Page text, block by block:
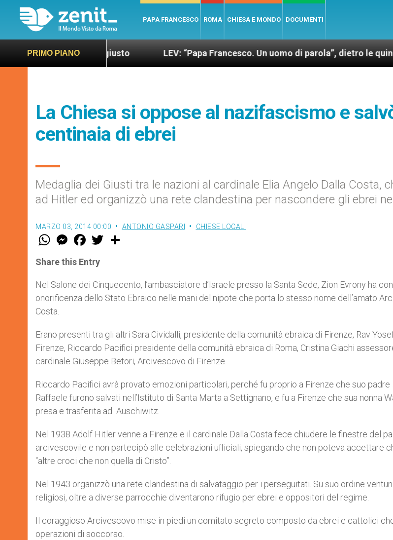
PAPA FRANCESCO ROMA CHIESA E MONDO DOCUMENTI
PRIMO PIANO
più sano e giusto LEV: “Papa Francesco. Un uomo di parola”, dietro le quinte
La Chiesa si oppose al nazifascismo e
centinaia di ebrei
Medaglia dei Giusti tra le nazioni al cardinale Elia Angelo Dalla Costa,
ad Hitler ed organizzò una rete clandestina per nascondere gli ebrei
MARZO 03, 2014 00:00 ANTONIO GASPARI CHIESE LOCALI
W
t
s
p
p
M
e
s
e
g
e
r
F
a
e
b
o
k
w
r
Share this Entry
Nel Salone dei Cinquecento, l’ambasciatore d’Israele presso la Santa Sede, Zion Evrony ha
onorificenza dello Stato Ebraico nelle mani del nipote che porta lo stesso nome dell’amato
Costa.
Erano presenti tra gli altri Sara Cividalli, presidente della comunità ebraica di Firenze, Rav
Firenze, Riccardo Pacifici presidente della comunità ebraica di Roma, Cristina Giachi
cardinale Giuseppe Betori, Arcivescovo di Firenze.
Riccardo Pacifici avrà provato emozioni particolari, perché fu proprio a Firenze che suo padre
Raffaele furono salvati nell’Istituto di Santa Marta a Settignano, e fu a Firenze che sua nonna
presa e trasferita ad Auschiwitz.
Nel 1938 Adolf Hitler venne a Firenze e il cardinale Dalla Costa fece chiudere le finestre del
arcivescovile e non partecipò alle celebrazioni ufficiali, spiegando che non poteva accettare
“altre croci che non quella di Cristo”.
Nel 1943 organizzò una rete clandestina di salvataggio per i perseguitati. Su suo ordine
religiosi, oltre a diverse parrocchie diventarono rifugio per ebrei e oppositori del regime.
Il coraggioso Arcivescovo mise in piedi un comitato segreto composto da ebrei e cattolici
operazioni di soccorso.